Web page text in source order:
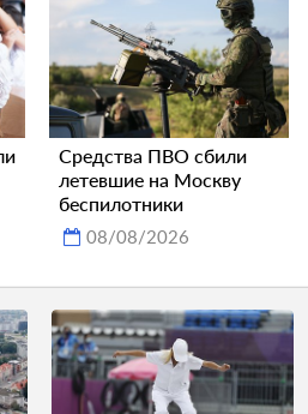
Средства ПВО сбили
летевшие на Москву
беспилотники
08/08/2026